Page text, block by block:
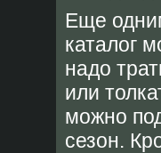
Еще
каталог
надо
или
можно
сезон.